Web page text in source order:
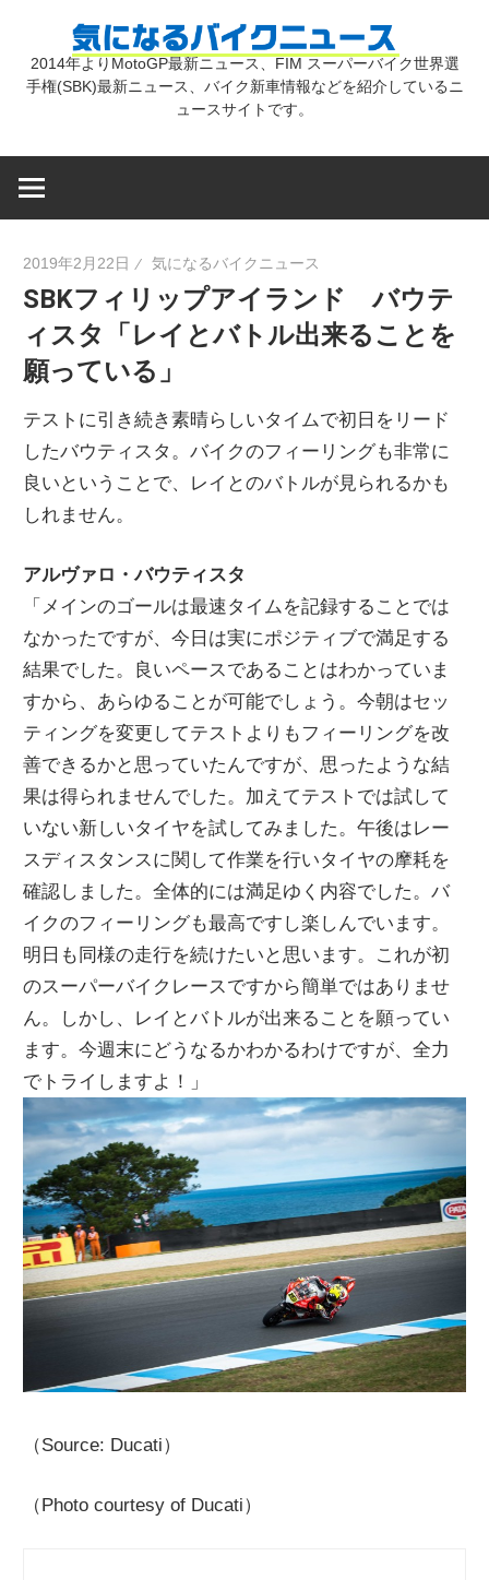
気
バ
ク
ュ
ー
ス
2014年よりMotoGP最新ニュース、FIM スーパーバイク世界選
手権(SBK)最新ニュース、バイク新車情報などを紹介しているニ
ュースサイトです。
2019年2月22日 気になるバイクニュース
SBKフィリップアイランド バウテ
ィスタ「レイとバトル出来ることを
願っている」
テストに引き続き素晴らしいタイムで初日をリード
したバウティスタ。バイクのフィーリングも非常に
良いということで、レイとのバトルが見られるかも
しれません。
アルヴァロ・バウティスタ
「メインのゴールは最速タイムを記録することでは
なかったですが、今日は実にポジティブで満足する
結果でした。良いペースであることはわかっていま
すから、あらゆることが可能でしょう。今朝はセッ
ティングを変更してテストよりもフィーリングを改
善できるかと思っていたんですが、思ったような結
果は得られませんでした。加えてテストでは試して
いない新しいタイヤを試してみました。午後はレー
スディスタンスに関して作業を行いタイヤの摩耗を
確認しました。全体的には満足ゆく内容でした。バ
イクのフィーリングも最高ですし楽しんでいます。
明日も同様の走行を続けたいと思います。これが初
のスーパーバイクレースですから簡単ではありませ
ん。しかし、レイとバトルが出来ることを願ってい
ます。今週末にどうなるかわかるわけですが、全力
でトライしますよ！」
（Source: Ducati）
（Photo courtesy of Ducati）